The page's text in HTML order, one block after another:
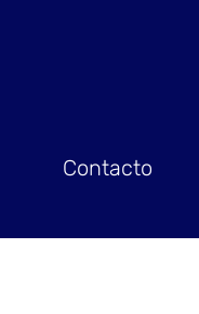
Contacto